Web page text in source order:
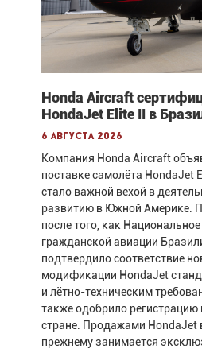
Honda Aircraft
HondaJet Elite II в
6 августа 2026
Компания Honda Aircraft
поставке самолёта HondaJet
стало важной вехой в
развитию в Южной Америке.
после того, как Национальное
гражданской авиации
подтвердило соответствие
модификации HondaJet
и лётно-техническим
также одобрило регистрацию
стране. Продажами HondaJet
прежнему занимается